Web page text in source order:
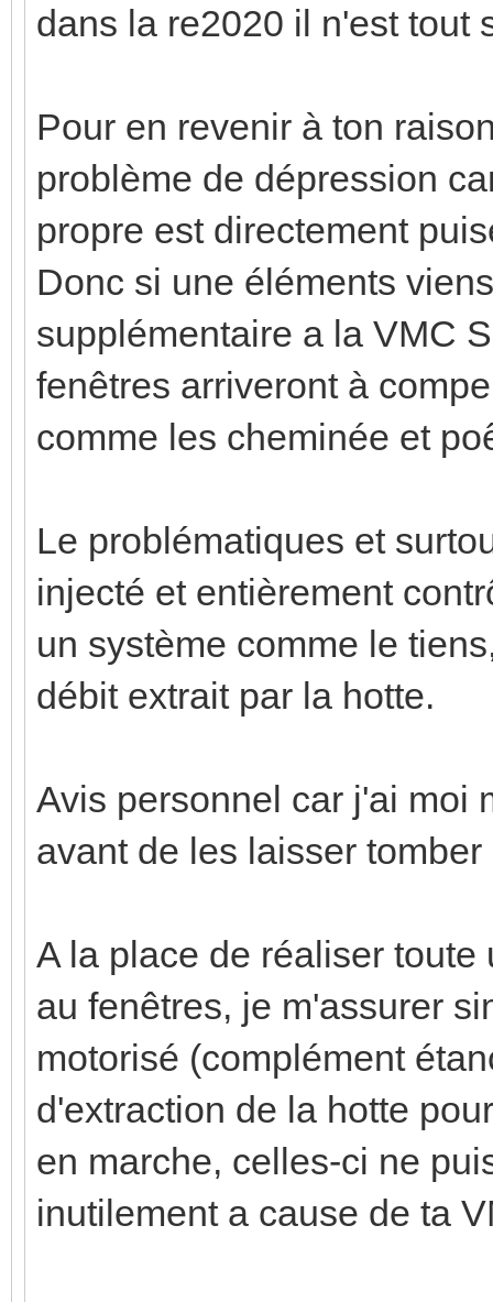
dans la re2020 il n'est tout
Pour en revenir à ton
problème de dépression
propre est directement
Donc si une éléments
supplémentaire a la VMC
fenêtres arriveront à
comme les cheminée et
Le problématiques et
injecté et entièrement
un système comme le
débit extrait par la hotte.
Avis personnel car j'ai moi
avant de les laisser
A la place de réaliser
au fenêtres, je m'assurer
motorisé (complément
d'extraction de la hotte
en marche, celles-ci ne
inutilement a cause de ta